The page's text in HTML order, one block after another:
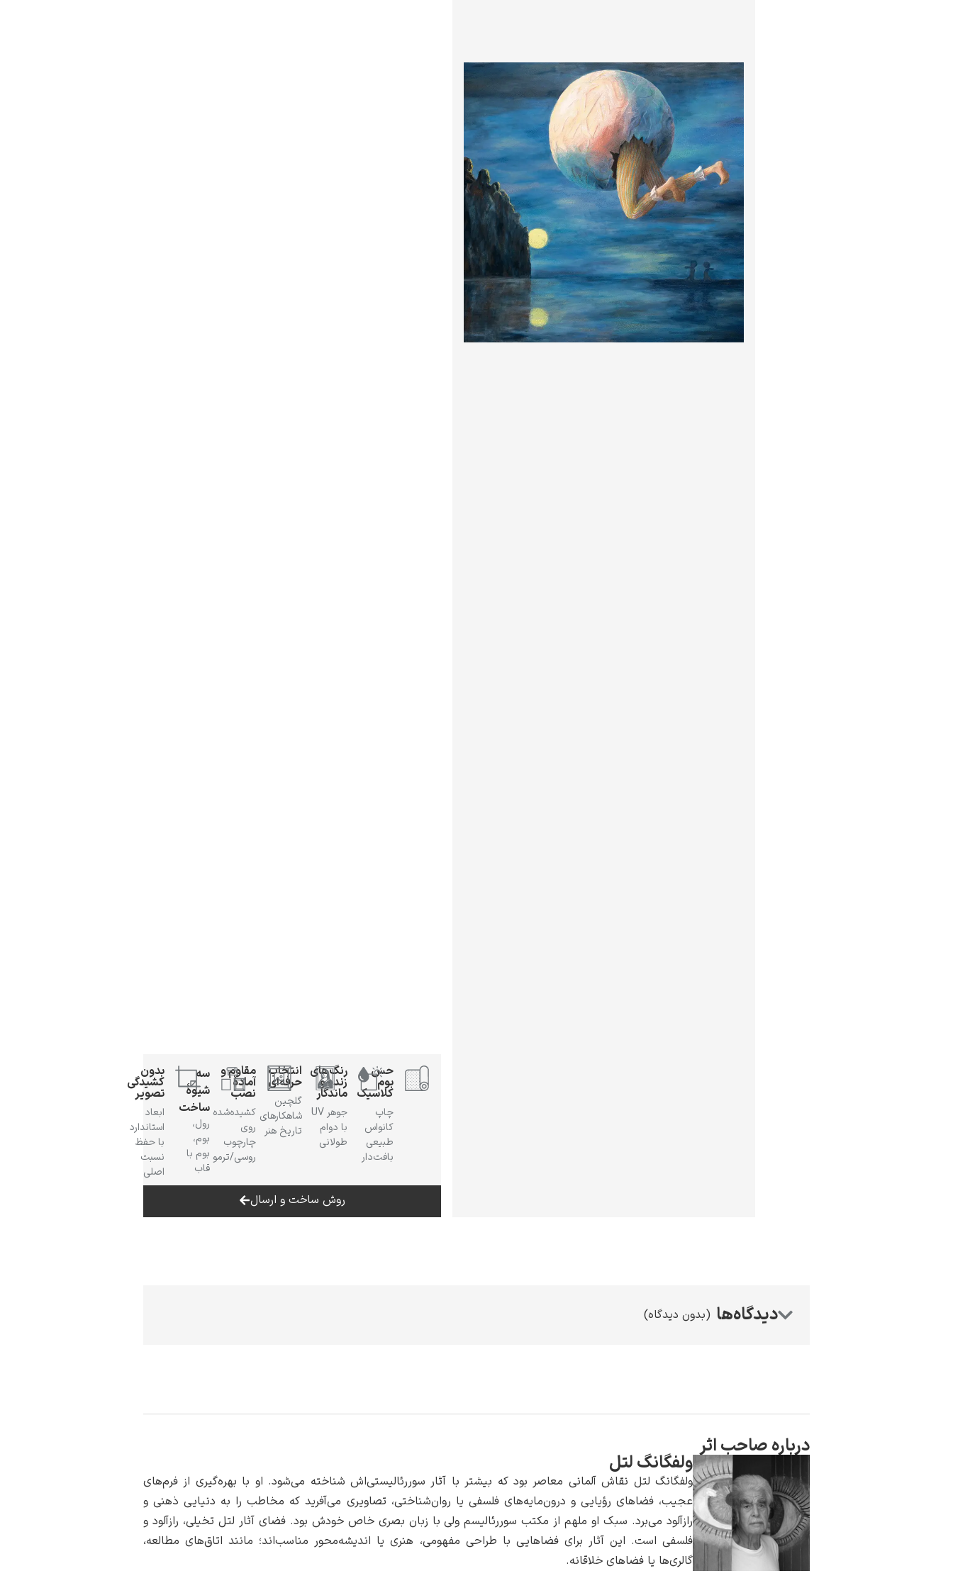
پیر آگوست رنوآر
پل سزان
یوهانس فرمیر
پرفروش‌ترین تابلوها
حس
بوم
کلاسیک
چاپ
کانواس
طبیعی
بافت‌دار
رنگ‌های
زنده و
ماندگار
جوهر UV
با دوام
طولانی
انتخاب
حرفه‌ای
گلچین
شاهکارهای
تاریخ هنر
مقاوم و
آمادهٔ
نصب
کشیده‌شده
روی
چارچوب
روسی/ترمو
سه
شیوهٔ
ساخت
رول،
بوم،
بوم با
قاب
بدون
کشیدگی
تصویر
ابعاد
استاندارد
با حفظ
نسبت
اصلی
روش ساخت و ارسال
(بدون دیدگاه)
درباره صاحب اثر
ولفگانگ لتل
ولفگانگ لتل نقاش آلمانی معاصر بود که بیشتر با آثار سوررئالیستی‌اش شناخته می‌شود. او با بهره‌گیری از فرم‌های
عجیب، فضاهای رؤیایی و درون‌مایه‌های فلسفی یا روان‌شناختی، تصاویری می‌آفرید که مخاطب را به دنیایی ذهنی و
رازآلود می‌برد. سبک او ملهم از مکتب سوررئالیسم ولی با زبان بصری خاص خودش بود. فضای آثار لتل تخیلی، رازآلود و
فلسفی است. این آثار برای فضاهایی با طراحی مفهومی، هنری یا اندیشه‌محور مناسب‌اند؛ مانند اتاق‌های مطالعه،
گالری‌ها یا فضاهای خلاقانه.